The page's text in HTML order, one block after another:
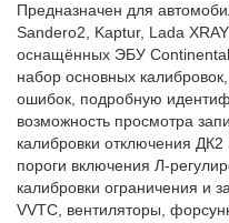
Предназначен для
Sandero2, Kaptur, Lada
оснащённых ЭБУ
набор основных
ошибок, подробную
возможность просмотра
калибровки отключения ДК2
пороги включения Л-
калибровки ограничения и
VVTC, вентиляторы,